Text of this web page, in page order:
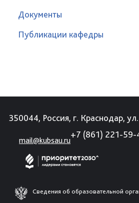
Документы
Публикации кафедры
350044, Россия, г. Краснодар,
mail@kubsau.ru
+7 (861) 221-59-
Сведения об образовательной